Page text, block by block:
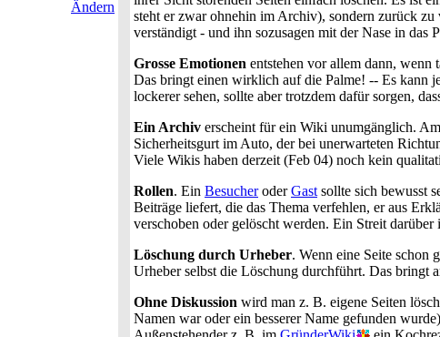
Ändern
steht er zwar ohnehin im Archiv), sondern zurück zu
verständigt - und ihn sozusagen mit der Nase in das
Grosse Emotionen entstehen vor allem dann,
Das bringt einen wirklich auf die Palme! -- Es kann
lockerer sehen, sollte aber trotzdem dafür sorgen,
Ein Archiv erscheint für ein Wiki unumgänglich.
Sicherheitsgurt im Auto, der bei unerwarteten
Viele Wikis haben derzeit (Feb 04) noch kein
Rollen. Ein BesucheroderGast sollte sich bewusst
Beiträge liefert, die das Thema verfehlen, er aus
verschoben oder gelöscht werden. Ein Streit darüber
Löschung durch Urheber. Wenn eine Seite schon
Urheber selbst die Löschung durchführt. Das bringt
Ohne Diskussion wird man z. B. eigene Seiten
Namen war oder ein besserer Name gefunden